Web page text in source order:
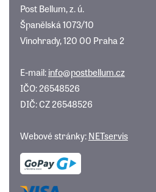
Post Bellum, z. ú.
Španělská 1073/10
Vinohrady, 120 00 Praha 2
E-mail:info@postbellum.cz
IČO: 26548526
DIČ: CZ 26548526
Webové stránky:NETservis